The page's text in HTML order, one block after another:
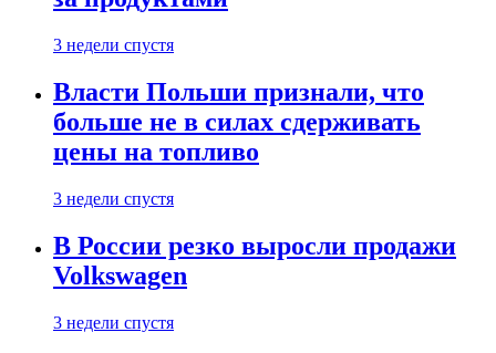
3 недели спустя
Власти Польши признали, что
больше не в силах сдерживать
цены на топливо
3 недели спустя
В России резко выросли продажи
Volkswagen
3 недели спустя